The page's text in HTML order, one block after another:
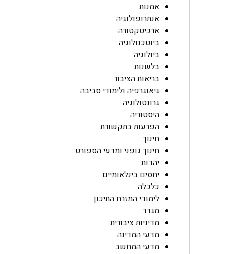
אמנות
אנתרופולוגיה
ארכיטקטורה
ביוטכנולוגיה
ביולוגיה
בלשנות
בריאות הציבור
גיאוגרפיה ולימודי סביבה
גרונטולוגיה
היסטוריה
הפרעות בתקשורת
חינוך
חינוך גופני ומדעי הספורט
יהדות
יחסים בינלאומיים
כלכלה
לימודי המזרח התיכון
מגדר
מדיניות ציבורית
מדעי המדינה
מדעי המחשב